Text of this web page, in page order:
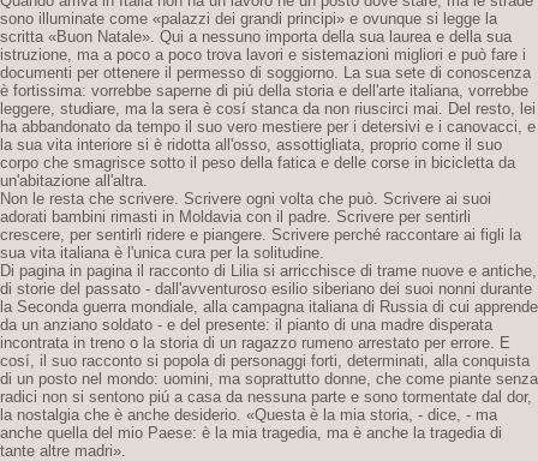
sono illuminate come «palazzi dei grandi principi» e ovunque si legge la
scritta «Buon Natale». Qui a nessuno importa della sua laurea e della sua
istruzione, ma a poco a poco trova lavori e sistemazioni migliori e può fare i
documenti per ottenere il permesso di soggiorno. La sua sete di conoscenza
è fortissima: vorrebbe saperne di piú della storia e dell'arte italiana, vorrebbe
leggere, studiare, ma la sera è cosí stanca da non riuscirci mai. Del resto, lei
ha abbandonato da tempo il suo vero mestiere per i detersivi e i canovacci, e
la sua vita interiore si è ridotta all'osso, assottigliata, proprio come il suo
corpo che smagrisce sotto il peso della fatica e delle corse in bicicletta da
un'abitazione all'altra.
Non le resta che scrivere. Scrivere ogni volta che può. Scrivere ai suoi
adorati bambini rimasti in Moldavia con il padre. Scrivere per sentirli
crescere, per sentirli ridere e piangere. Scrivere perché raccontare ai figli la
sua vita italiana è l'unica cura per la solitudine.
Di pagina in pagina il racconto di Lilia si arricchisce di trame nuove e antiche,
di storie del passato - dall'avventuroso esilio siberiano dei suoi nonni durante
la Seconda guerra mondiale, alla campagna italiana di Russia di cui apprende
da un anziano soldato - e del presente: il pianto di una madre disperata
incontrata in treno o la storia di un ragazzo rumeno arrestato per errore. E
cosí, il suo racconto si popola di personaggi forti, determinati, alla conquista
di un posto nel mondo: uomini, ma soprattutto donne, che come piante senza
radici non si sentono piú a casa da nessuna parte e sono tormentate dal dor,
la nostalgia che è anche desiderio. «Questa è la mia storia, - dice, - ma
anche quella del mio Paese: è la mia tragedia, ma è anche la tragedia di
tante altre madri».